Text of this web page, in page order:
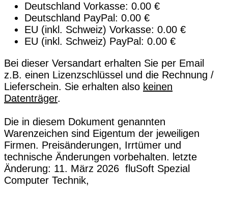
Deutschland Vorkasse: 0.00 €
Deutschland PayPal: 0.00 €
EU (inkl. Schweiz) Vorkasse: 0.00 €
EU (inkl. Schweiz) PayPal: 0.00 €
Bei dieser Versandart erhalten Sie per Email
z.B. einen Lizenzschlüssel und die Rechnung /
Lieferschein. Sie erhalten also keinen
Datenträger.
Die in diesem Dokument genannten
Warenzeichen sind Eigentum der jeweiligen
Firmen. Preisänderungen, Irrtümer und
technische Änderungen vorbehalten. letzte
Änderung: 11. März 2026 fluSoft Spezial
Computer Technik,